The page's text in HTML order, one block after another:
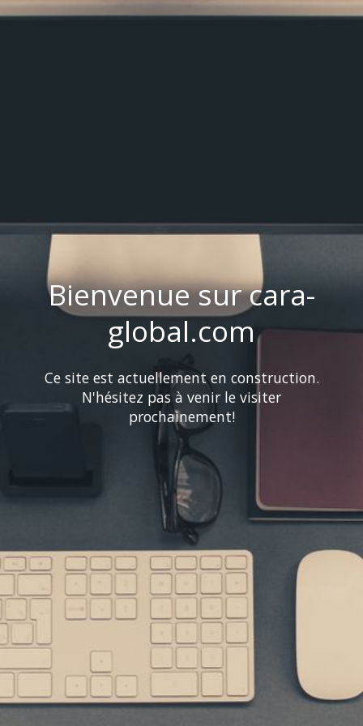
Bienvenue sur cara-
global.com
Ce site est actuellement en construction.
N'hésitez pas à venir le visiter
prochainement!